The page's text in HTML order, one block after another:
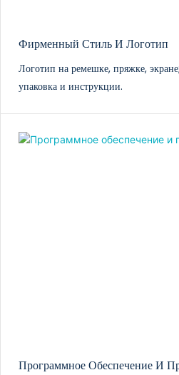
Фирменный Стиль И Логотип
Логотип на ремешке, пряжке,
упаковка и инструкции.
Программное Обеспечение И